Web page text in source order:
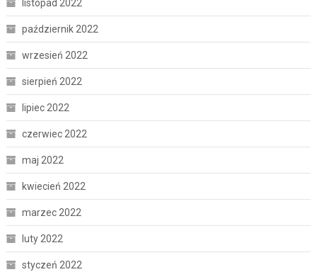
listopad 2022
październik 2022
wrzesień 2022
sierpień 2022
lipiec 2022
czerwiec 2022
maj 2022
kwiecień 2022
marzec 2022
luty 2022
styczeń 2022